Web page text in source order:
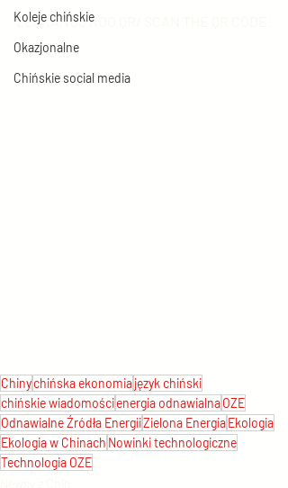
Koleje chińskie
Okazjonalne
Chińskie social media
ZESKANUJ KOD QR/ SCAN THE QR CODE:
Chinychińska ekonomiajęzyk chiński
chińskie wiadomościenergia odnawialnaOZE
Odnawialne Źródła EnergiiZielona EnergiaEkologia
Ekologia w Chinach Nowinki technologiczne
Technologia OZE